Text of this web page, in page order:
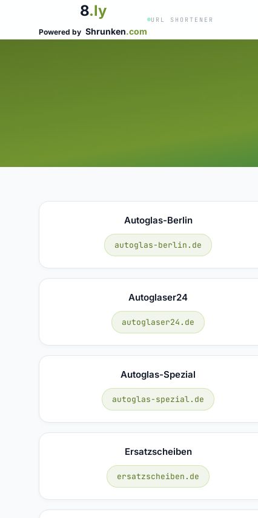
8.ly
Powered by Shrunken.com
URL SHORTENER
Autoglas-Berlin
autoglas-berlin.de
Autoglaser24
autoglaser24.de
Autoglas-Spezial
autoglas-spezial.de
Ersatzscheiben
ersatzscheiben.de